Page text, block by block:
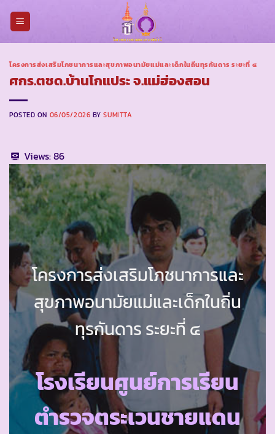
โครงการส่งเสริมโภชนาการและสุขภาพอนามัยแม่และเด็กในถิ่นทุรกันดาร ระยะที่ ๔
ศกร.ตชด.บ้านโกแประ จ.แม่ฮ่องสอน
POSTED ON 06/05/2026 BYSUMITTA
Views:86
โครงการส่งเสริมโภชนาการและ
สุขภาพอนามัยแม่และเด็กในถิ่น
ทุรกันดาร ระยะที่ ๔
โรงเรียนศูนย์การเรียน
ตำรวจตระเวนชายแดน